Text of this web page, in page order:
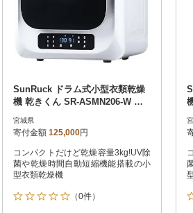
SunRuck ドラム式小型衣類乾燥
機 乾きくん SR-ASMN206-W ホ
宮城県
寄付金額 125,000円
コンパクトだけど乾燥容量3kg!UV除
菌や乾燥時間自動短縮機能搭載の小
型衣類乾燥機
（0件）